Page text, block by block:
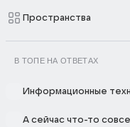
Пространства
В ТОПЕ НА ОТВЕТАХ
Информационные
А сейчас что-то